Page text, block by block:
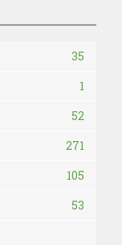
35
1
52
271
105
53